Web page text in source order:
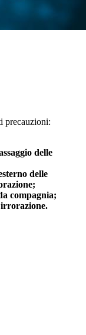
precauzioni:
delle
delle
compagnia;
irrorazione.